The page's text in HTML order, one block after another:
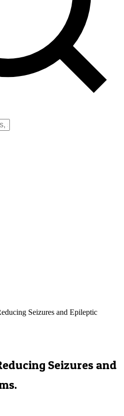
Seizures and Epileptic
Seizures and